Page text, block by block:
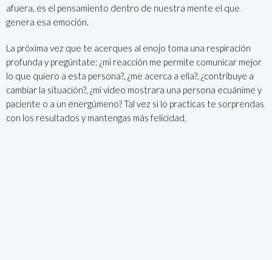
afuera, es el pensamiento dentro de nuestra mente el que
genera esa emoción.
La próxima vez que te acerques al enojo toma una respiración
profunda y pregúntate: ¿mi reacción me permite comunicar mejor
lo que quiero a esta persona?, ¿me acerca a ella?, ¿contribuye a
cambiar la situación?, ¿mi video mostrara una persona ecuánime y
paciente o a un energúmeno? Tal vez si lo practicas te sorprendas
con los resultados y mantengas más felicidad.